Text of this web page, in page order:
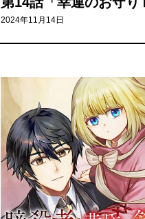
2024年11月14日